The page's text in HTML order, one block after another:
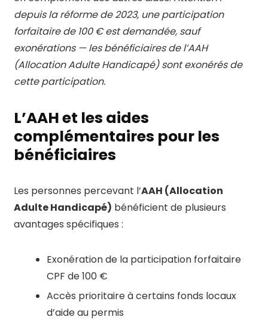
depuis la réforme de 2023, une participation
forfaitaire de 100 € est demandée, sauf
exonérations — les bénéficiaires de l’AAH
(Allocation Adulte Handicapé) sont exonérés de
cette participation.
L’AAH et les aides
complémentaires pour les
bénéficiaires
Les personnes percevant l’AAH (Allocation
Adulte Handicapé) bénéficient de plusieurs
avantages spécifiques :
Exonération de la participation forfaitaire
CPF de 100 €
Accès prioritaire à certains fonds locaux
d’aide au permis